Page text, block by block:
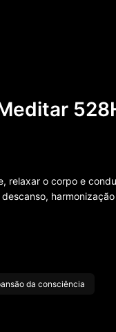
relaxar o corpo e
da consciência